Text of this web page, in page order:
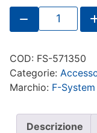
F-
System
Gabbia
40x40x40cm
quantità
COD: FS-571350
Categorie:
Marchio: F-System
Descrizione